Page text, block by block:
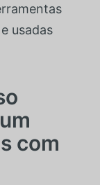
usadas
com